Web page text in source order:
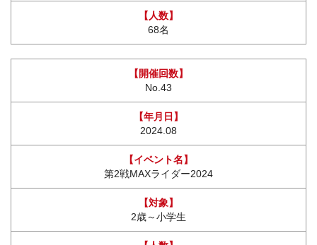
68名
No.43
2024.08
第2戦MAXライダー2024
2歳～小学生